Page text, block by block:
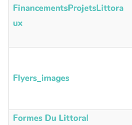
FinancementsProjetsLittora
Ux
Flyers_images
Formes Du Littoral